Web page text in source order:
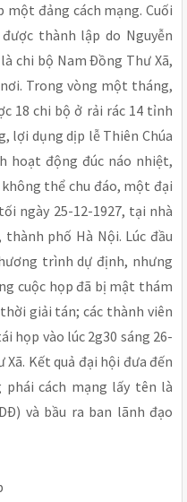
một đảng cách mạng. Cuối
thành lập do Nguyễn
chi bộ Nam Ðồng Thư Xã,
Trong vòng một tháng,
18 chi bộ ở rải rác 14 tỉnh
lợi dụng dịp lễ Thiên Chúa
hoạt động đúc náo nhiệt,
thể chu đáo, một đại
ngày 25-12-1927, tại nhà
phố Hà Nội. Lúc đầu
trình dự định, nhưng
cuộc họp đã bị mật thám
giải tán; các thành viên
họp vào lúc 2g30 sáng 26-
Kết quả đại hội đưa đến
cách mạng lấy tên là
và bầu ra ban lãnh đạo